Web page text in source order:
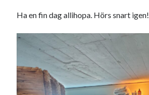
Kategorier
(997)
Extrahästar
Hållidej (276)
Heart of Hope(39)
Ha en fin dag allihopa. Hörs snart igen!